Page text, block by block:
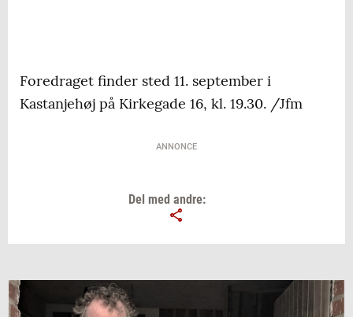
Foredraget finder sted 11. september i
Kastanjehøj på Kirkegade 16, kl. 19.30. /Jfm
ANNONCE
Del med andre: